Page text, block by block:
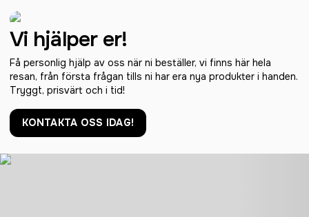
Vi hjälper er!
Få personlig hjälp av oss när ni beställer, vi finns här hela
resan, från första frågan tills ni har era nya produkter i handen.
Tryggt, prisvärt och i tid!
KONTAKTA OSS IDAG!